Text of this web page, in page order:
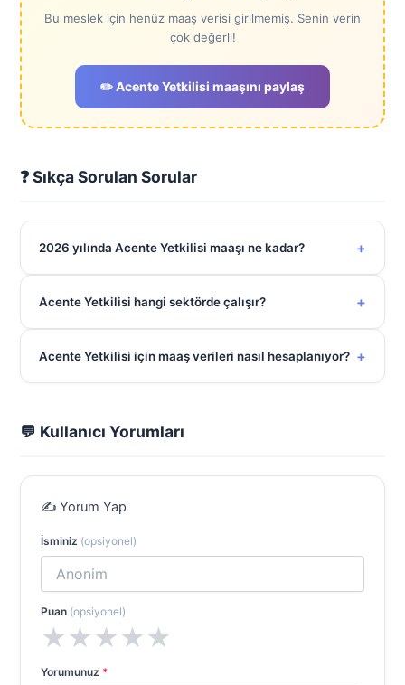
Bu meslek için henüz maaş verisi girilmemiş. Senin verin
çok değerli!
✏️ Acente Yetkilisi maaşını paylaş
❓ Sıkça Sorulan Sorular
2026 yılında Acente Yetkilisi maaşı ne kadar? +
Acente Yetkilisi hangi sektörde çalışır? +
Acente Yetkilisi için maaş verileri nasıl hesaplanıyor? +
💬 Kullanıcı Yorumları
✍️ Yorum Yap
İsminiz (opsiyonel)
Puan (opsiyonel)
★★★★★
Yorumunuz *